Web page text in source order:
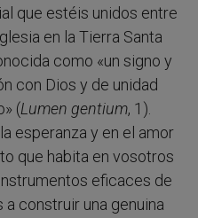
que estéis unidos entre
en la Tierra Santa
como «un signo y
con Dios y de unidad
(Lumen gentium, 1).
esperanza y en el amor
que habita en vosotros
eficaces de
a construir una genuina